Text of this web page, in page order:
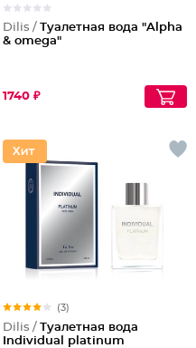
Dilis / Туалетная вода "Alpha
& omega"
1740 ₽
(3)
Dilis / Туалетная вода
Individual platinum